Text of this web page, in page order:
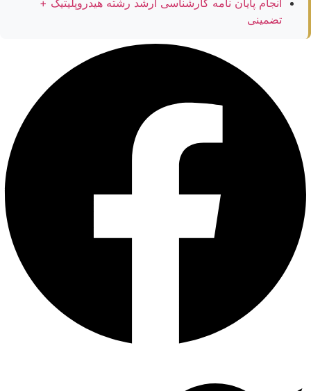
انجام پایان نامه کارشناسی ارشد رشته هیدروپلیتیک +
تضمینی